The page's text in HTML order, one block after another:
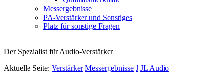
Messergebnisse
PA-Verstärker und Sonstiges
Platz für sonstige Fragen
Der Spezialist für Audio-Verstärker
Aktuelle Seite: Verstärker Messergebnisse J JL Audio